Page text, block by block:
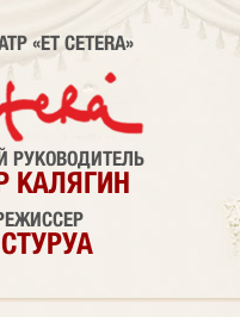
«ET CETERA»
РУКОВОДИТЕЛЬ
КАЛЯГИН